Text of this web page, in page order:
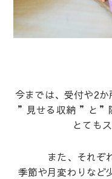
今までは、受付や2か
”見せる収納 ”と”
とても
また、それぞ
季節や月変わりなど